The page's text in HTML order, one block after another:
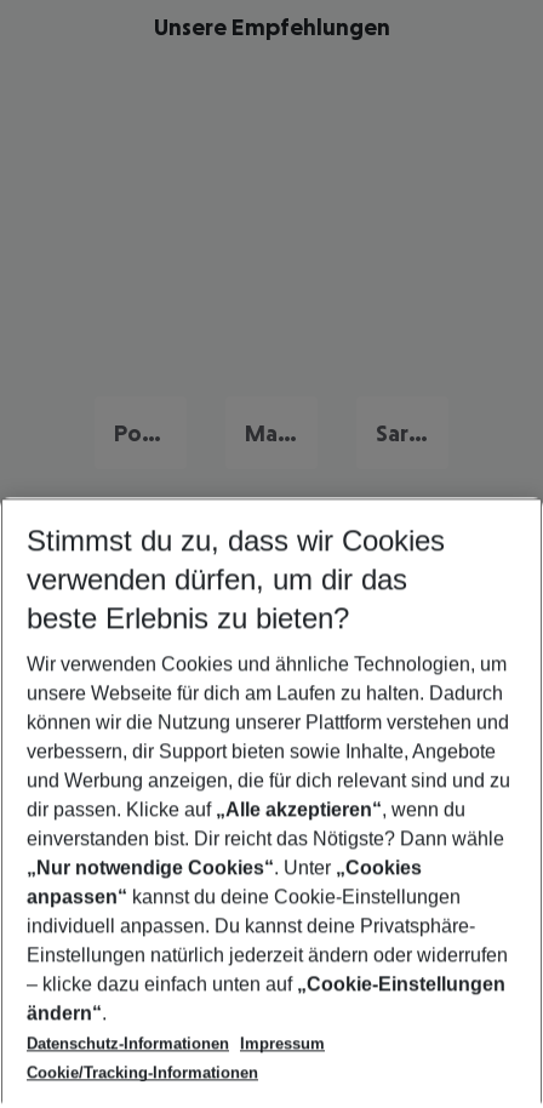
Unsere Empfehlungen
Portugal Urlaub Malta Urlaub Sardinien Urlaub
Quicklinks
Frübucher Angebote Malgrat de Mar für 2026
Flug & Hotel Malgrat de Mar
Pauschalreisen Malgrat de Mar
Familienurlaub Malgrat de Mar
Last Minute Malgrat de Mar
Footer
Footer navigation
Über uns
AGB
Bestpreisgarantie
Cookie-Einstellungen ändern
Cookie-Richtlinie
Agenturbetreuung
Barrierefreies Reisen
Folge uns
Stimmst du zu, dass wir Cookies
verwenden dürfen, um dir das
beste Erlebnis zu bieten?
Wir verwenden Cookies und ähnliche Technologien, um
unsere Webseite für dich am Laufen zu halten. Dadurch
können wir die Nutzung unserer Plattform verstehen und
verbessern, dir Support bieten sowie Inhalte, Angebote
und Werbung anzeigen, die für dich relevant sind und zu
dir passen. Klicke auf „Alle akzeptieren“, wenn du
einverstanden bist. Dir reicht das Nötigste? Dann wähle
„Nur notwendige Cookies“. Unter „Cookies
anpassen“ kannst du deine Cookie-Einstellungen
individuell anpassen. Du kannst deine Privatsphäre-
Einstellungen natürlich jederzeit ändern oder widerrufen
– klicke dazu einfach unten auf „Cookie-Einstellungen
ändern“.
Datenschutz-Informationen
Impressum
Cookie/Tracking-Informationen